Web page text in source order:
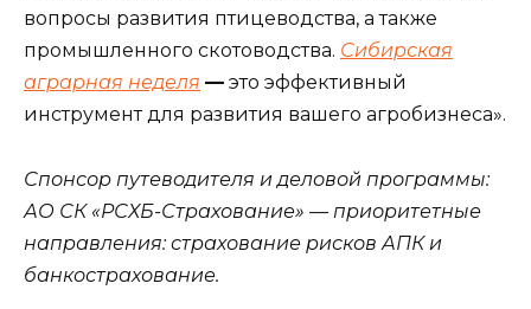
вопросы развития птицеводства, а также
промышленного скотоводства. Сибирская
аграрная неделя — это эффективный
инструмент для развития вашего агробизнеса».
Спонсор путеводителя и деловой программы:
АО СК «РСХБ-Страхование» — приоритетные
направления: страхование рисков АПК и
банкострахование.